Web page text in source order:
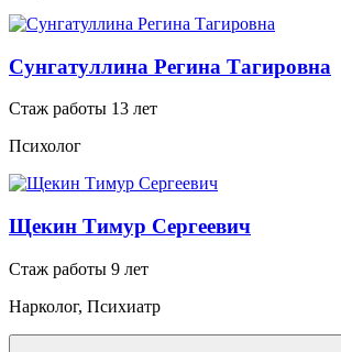
Сунгатуллина Регина Тагировна
Стаж работы 13 лет
Психолог
Щекин Тимур Сергеевич
Стаж работы 9 лет
Нарколог, Психиатр